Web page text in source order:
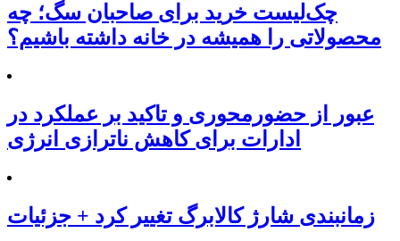
چک‌لیست خرید برای صاحبان سگ؛ چه
محصولاتی را همیشه در خانه داشته باشیم؟
عبور از حضورمحوری و تاکید بر عملکرد در
ادارات برای کاهش ناترازی انرژی
زمانبندی شارژ کالابرگ تغییر کرد + جزئیات